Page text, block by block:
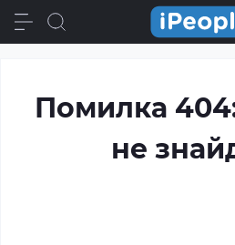
Помилка
не